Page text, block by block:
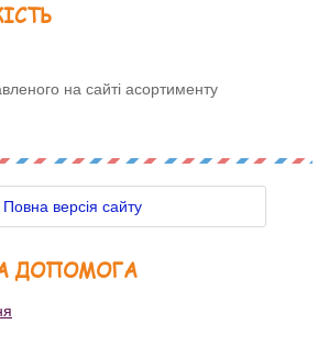
на сайті асортименту
Повна версія сайту
ДОПОМОГА